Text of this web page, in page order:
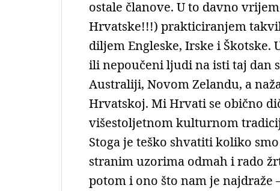
ostale članove. U to davno
Hrvatske!!!) prakticiranjem
diljem Engleske, Irske i
ili nepoučeni ljudi na isti taj dan
Australiji, Novom Zelandu, a
Hrvatskoj. Mi Hrvati se obično
višestoljetnom kulturnom
Stoga je teško shvatiti koliko
stranim uzorima odmah i rado
potom i ono što nam je najdraže